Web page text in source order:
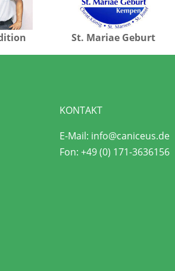
St. Mariae Geburt
KONTAKT
E-Mail: info@caniceus.de
Fon: +49 (0) 171-3636156